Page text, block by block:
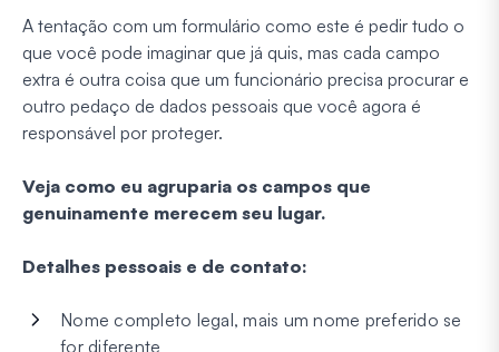
A tentação com um formulário como este é pedir tudo o
que você pode imaginar que já quis, mas cada campo
extra é outra coisa que um funcionário precisa procurar e
outro pedaço de dados pessoais que você agora é
responsável por proteger.
Veja como eu agruparia os campos que
genuinamente merecem seu lugar.
Detalhes pessoais e de contato:
Nome completo legal, mais um nome preferido se
for diferente